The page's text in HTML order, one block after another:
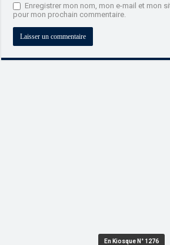
Enregistrer mon nom, mon e-mail et mon
pour mon prochain commentaire.
En Kiosque N° 1276